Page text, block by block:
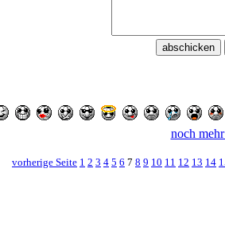
noch
vorherige Seite 1 2 3 4 5 6 7 8 9 10 11 12 13 14